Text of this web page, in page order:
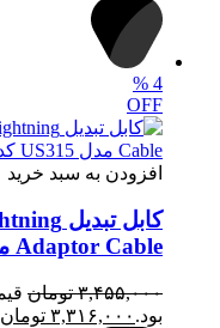
4
%
OFF
افزودن به سبد خرید
Adaptor Cable مدل US315 کد 70509
۳,۴۵۵,۰۰۰ تومان
بود. ۳,۳۱۶,۰۰۰ تومان